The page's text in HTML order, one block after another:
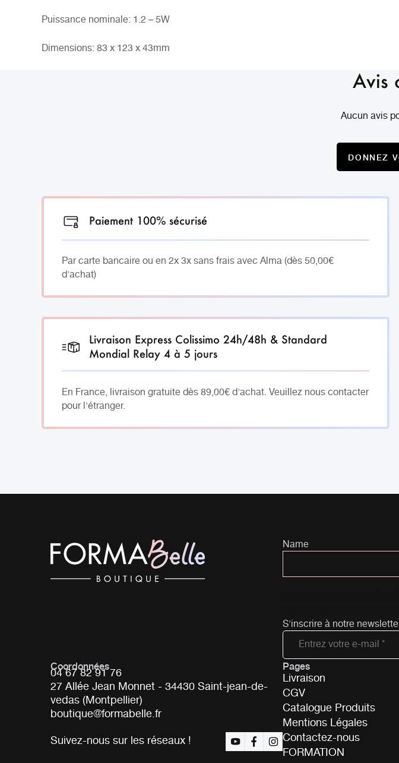
Puissance nominale: 1.2 – 5W
Dimensions: 83 x 123 x 43mm
Avis
Aucun avis
DONNEZ
Paiement 100% sécurisé
Par carte bancaire ou en 2x 3x sans frais avec Alma (dès 50,00€
d'achat)
Livraison Express Colissimo 24h/48h & Standard
Mondial Relay 4 à 5 jours
En France, livraison gratuite dès 89,00€ d'achat. Veuillez nous contacter
pour l'étranger.
Name
S'inscrire à notre
Coordonnées
04 67 82 91 76
27 Allée Jean Monnet - 34430 Saint-jean-de-
vedas (Montpellier)
boutique@formabelle.fr
Suivez-nous sur les réseaux !
Pages
Livraison
CGV
Catalogue Produits
Mentions Légales
Contactez-nous
FORMATION